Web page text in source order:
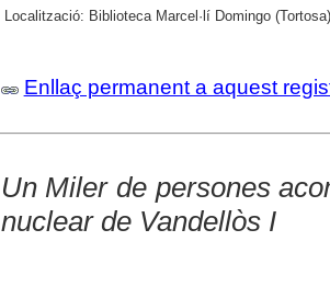
Localització: Biblioteca Marcel·lí Domingo (Tortosa)
Enllaç permanent a aquest
Un Miler de persones
nuclear de Vandellòs I